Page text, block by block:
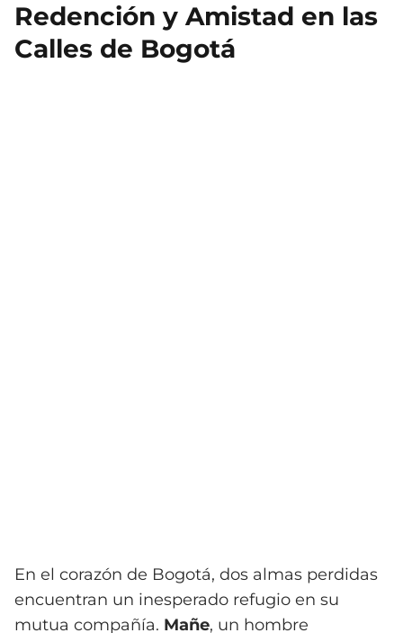
Redención y Amistad en las
Calles de Bogotá
En el corazón de Bogotá, dos almas perdidas
encuentran un inesperado refugio en su
mutua compañía. Mañe, un hombre